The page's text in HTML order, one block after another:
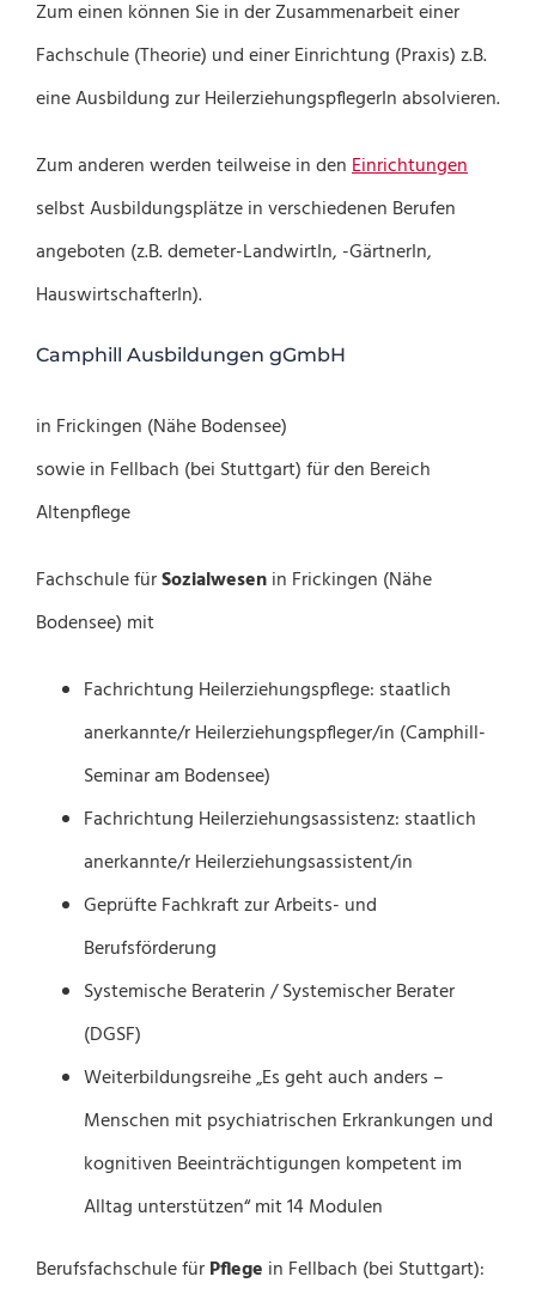
Zum einen können Sie in der Zusammenarbeit einer
Fachschule (Theorie) und einer Einrichtung (Praxis) z.B.
eine Ausbildung zur HeilerziehungspflegerIn absolvieren.
Zum anderen werden teilweise in denEinrichtungen
selbst Ausbildungsplätze in verschiedenen Berufen
angeboten (z.B. demeter-LandwirtIn, -GärtnerIn,
HauswirtschafterIn).
Camphill Ausbildungen gGmbH
in Frickingen (Nähe Bodensee)
sowie in Fellbach (bei Stuttgart) für den Bereich
Altenpflege
Fachschule fürSozialwesenin Frickingen (Nähe
Bodensee) mit
Fachrichtung Heilerziehungspflege: staatlich
anerkannte/r Heilerziehungspfleger/in (Camphill-
Seminar am Bodensee)
Fachrichtung Heilerziehungsassistenz: staatlich
anerkannte/r Heilerziehungsassistent/in
Geprüfte Fachkraft zur Arbeits- und
Berufsförderung
Systemische Beraterin / Systemischer Berater
(DGSF)
Weiterbildungsreihe „Es geht auch anders –
Menschen mit psychiatrischen Erkrankungen und
kognitiven Beeinträchtigungen kompetent im
Alltag unterstützen“ mit 14 Modulen
Berufsfachschule fürPflege in Fellbach (bei Stuttgart):